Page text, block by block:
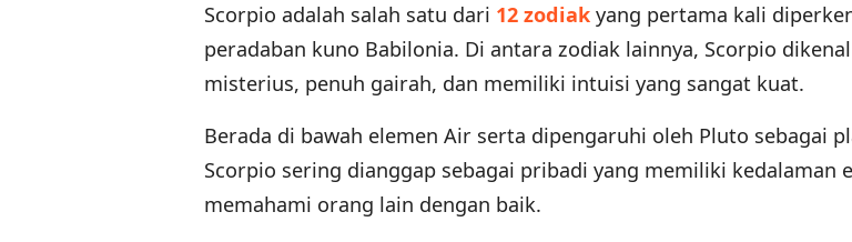
Scorpio adalah salah satu dari 12 zodiak yang pertama kali
peradaban kuno Babilonia. Di antara zodiak lainnya, Scorpio
misterius, penuh gairah, dan memiliki intuisi yang sangat kuat.
Berada di bawah elemen Air serta dipengaruhi oleh Pluto sebagai
Scorpio sering dianggap sebagai pribadi yang memiliki kedalaman
memahami orang lain dengan baik.